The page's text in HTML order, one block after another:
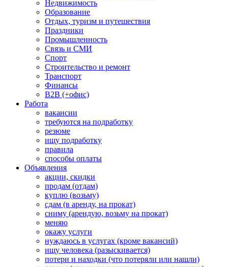
Недвижимость
Образование
Отдых, туризм и путешествия
Праздники
Промышленность
Связь и СМИ
Спорт
Строительство и ремонт
Транспорт
Финансы
B2B (+офис)
Работа
вакансии
требуются на подработку
резюме
ищу подработку
правила
способы оплаты
Объявления
акции, скидки
продам (отдам)
куплю (возьму)
сдам (в аренду, на прокат)
сниму (арендую, возьму на прокат)
меняю
окажу услуги
нуждаюсь в услугах (кроме вакансий)
ищу человека (разыскивается)
потери и находки (что потеряли или нашли)